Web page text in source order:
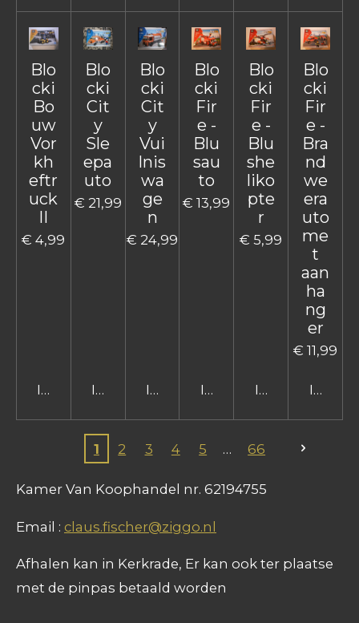
Blo
cki
Bo
uw
Vor
kh
eftr
uck
€ 4,99
In winkelwagen
Blo
cki
Cit
y
Sle
epa
uto
€ 21,99
In winkelwagen
Blo
cki
Cit
y
Vui
lnis
wa
ge
n
€ 24,99
In winkelwagen
Blo
cki
Fir
e -
Blu
sau
to
€ 13,99
In winkelwagen
Blo
cki
Fir
e -
Blu
she
liko
pte
r
€ 5,99
In
Blo
cki
Fir
e -
Bra
nd
we
era
uto
me
t
aan
ha
ng
er
€ 11,99
In
1 2 3 4 5 66
Kamer Van Koophandel nr. 62194755
Email : claus.fischer@ziggo.nl
Afhalen kan in Kerkrade, Er kan ook ter plaatse
met de pinpas betaald worden